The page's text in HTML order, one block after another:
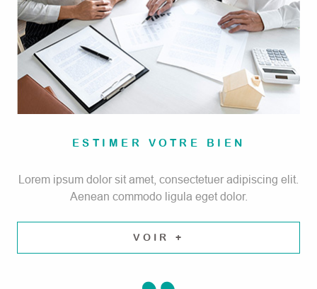
ESTIMER VOTRE BIEN
Lorem ipsum dolor sit amet, consectetuer adipiscing elit.
Aenean commodo ligula eget dolor.
VOIR +